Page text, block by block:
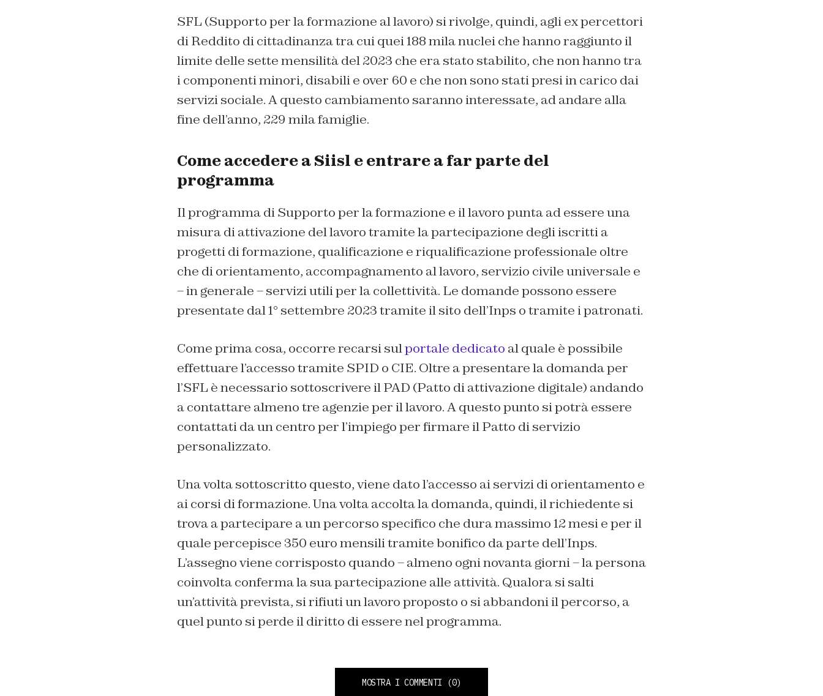
SFL (Supporto per la formazione al lavoro) si rivolge, quindi, agli ex percettori
di Reddito di cittadinanza tra cui quei 188 mila nuclei che hanno raggiunto il
limite delle sette mensilità del 2023 che era stato stabilito, che non hanno tra
i componenti minori, disabili e over 60 e che non sono stati presi in carico dai
servizi sociale. A questo cambiamento saranno interessate, ad andare alla
fine dell’anno, 229 mila famiglie.
Come accedere a Siisl e entrare a far parte del
programma
Il programma di Supporto per la formazione e il lavoro punta ad essere una
misura di attivazione del lavoro tramite la partecipazione degli iscritti a
progetti di formazione, qualificazione e riqualificazione professionale oltre
che di orientamento, accompagnamento al lavoro, servizio civile universale e
– in generale – servizi utili per la collettività. Le domande possono essere
presentate dal 1° settembre 2023 tramite il sito dell’Inps o tramite i patronati.
Come prima cosa, occorre recarsi sulportale dedicato al quale è possibile
effettuare l’accesso tramite SPID o CIE. Oltre a presentare la domanda per
l’SFL è necessario sottoscrivere il PAD (Patto di attivazione digitale) andando
a contattare almeno tre agenzie per il lavoro. A questo punto si potrà essere
contattati da un centro per l’impiego per firmare il Patto di servizio
personalizzato.
Una volta sottoscritto questo, viene dato l’accesso ai servizi di orientamento e
ai corsi di formazione. Una volta accolta la domanda, quindi, il richiedente si
trova a partecipare a un percorso specifico che dura massimo 12 mesi e per il
quale percepisce 350 euro mensili tramite bonifico da parte dell’Inps.
L’assegno viene corrisposto quando – almeno ogni novanta giorni – la persona
coinvolta conferma la sua partecipazione alle attività. Qualora si salti
un’attività prevista, si rifiuti un lavoro proposto o si abbandoni il percorso, a
quel punto si perde il diritto di essere nel programma.
MOSTRA I COMMENTI (0)